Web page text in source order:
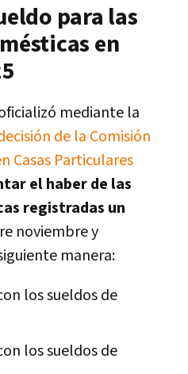
para las
en
mediante la
de la Comisión
Casas Particulares
el haber de las
registradas un
noviembre y
manera:
los sueldos de
los sueldos de